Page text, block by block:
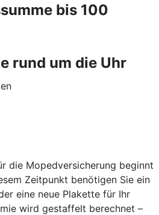
bis 100
rund um die Uhr
die Mopedversicherung beginnt
Zeitpunkt benötigen Sie ein
eine neue Plakette für Ihr
wird gestaffelt berechnet –